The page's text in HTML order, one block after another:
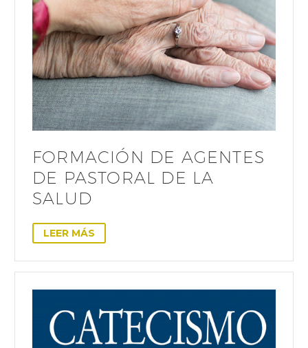
FORMACIÓN DE AGENTES
DE PASTORAL DE LA
SALUD
LEER MÁS